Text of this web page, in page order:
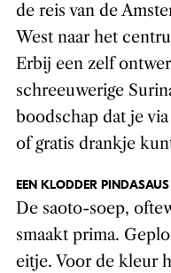
de reis van de
West naar het
Erbij een zelf
schreeuwerige
boodschap dat je
of gratis drankje
EEN KLODDER PINDASAUS
De saoto-soep,
smaakt prima.
eitje. Voor de kleur